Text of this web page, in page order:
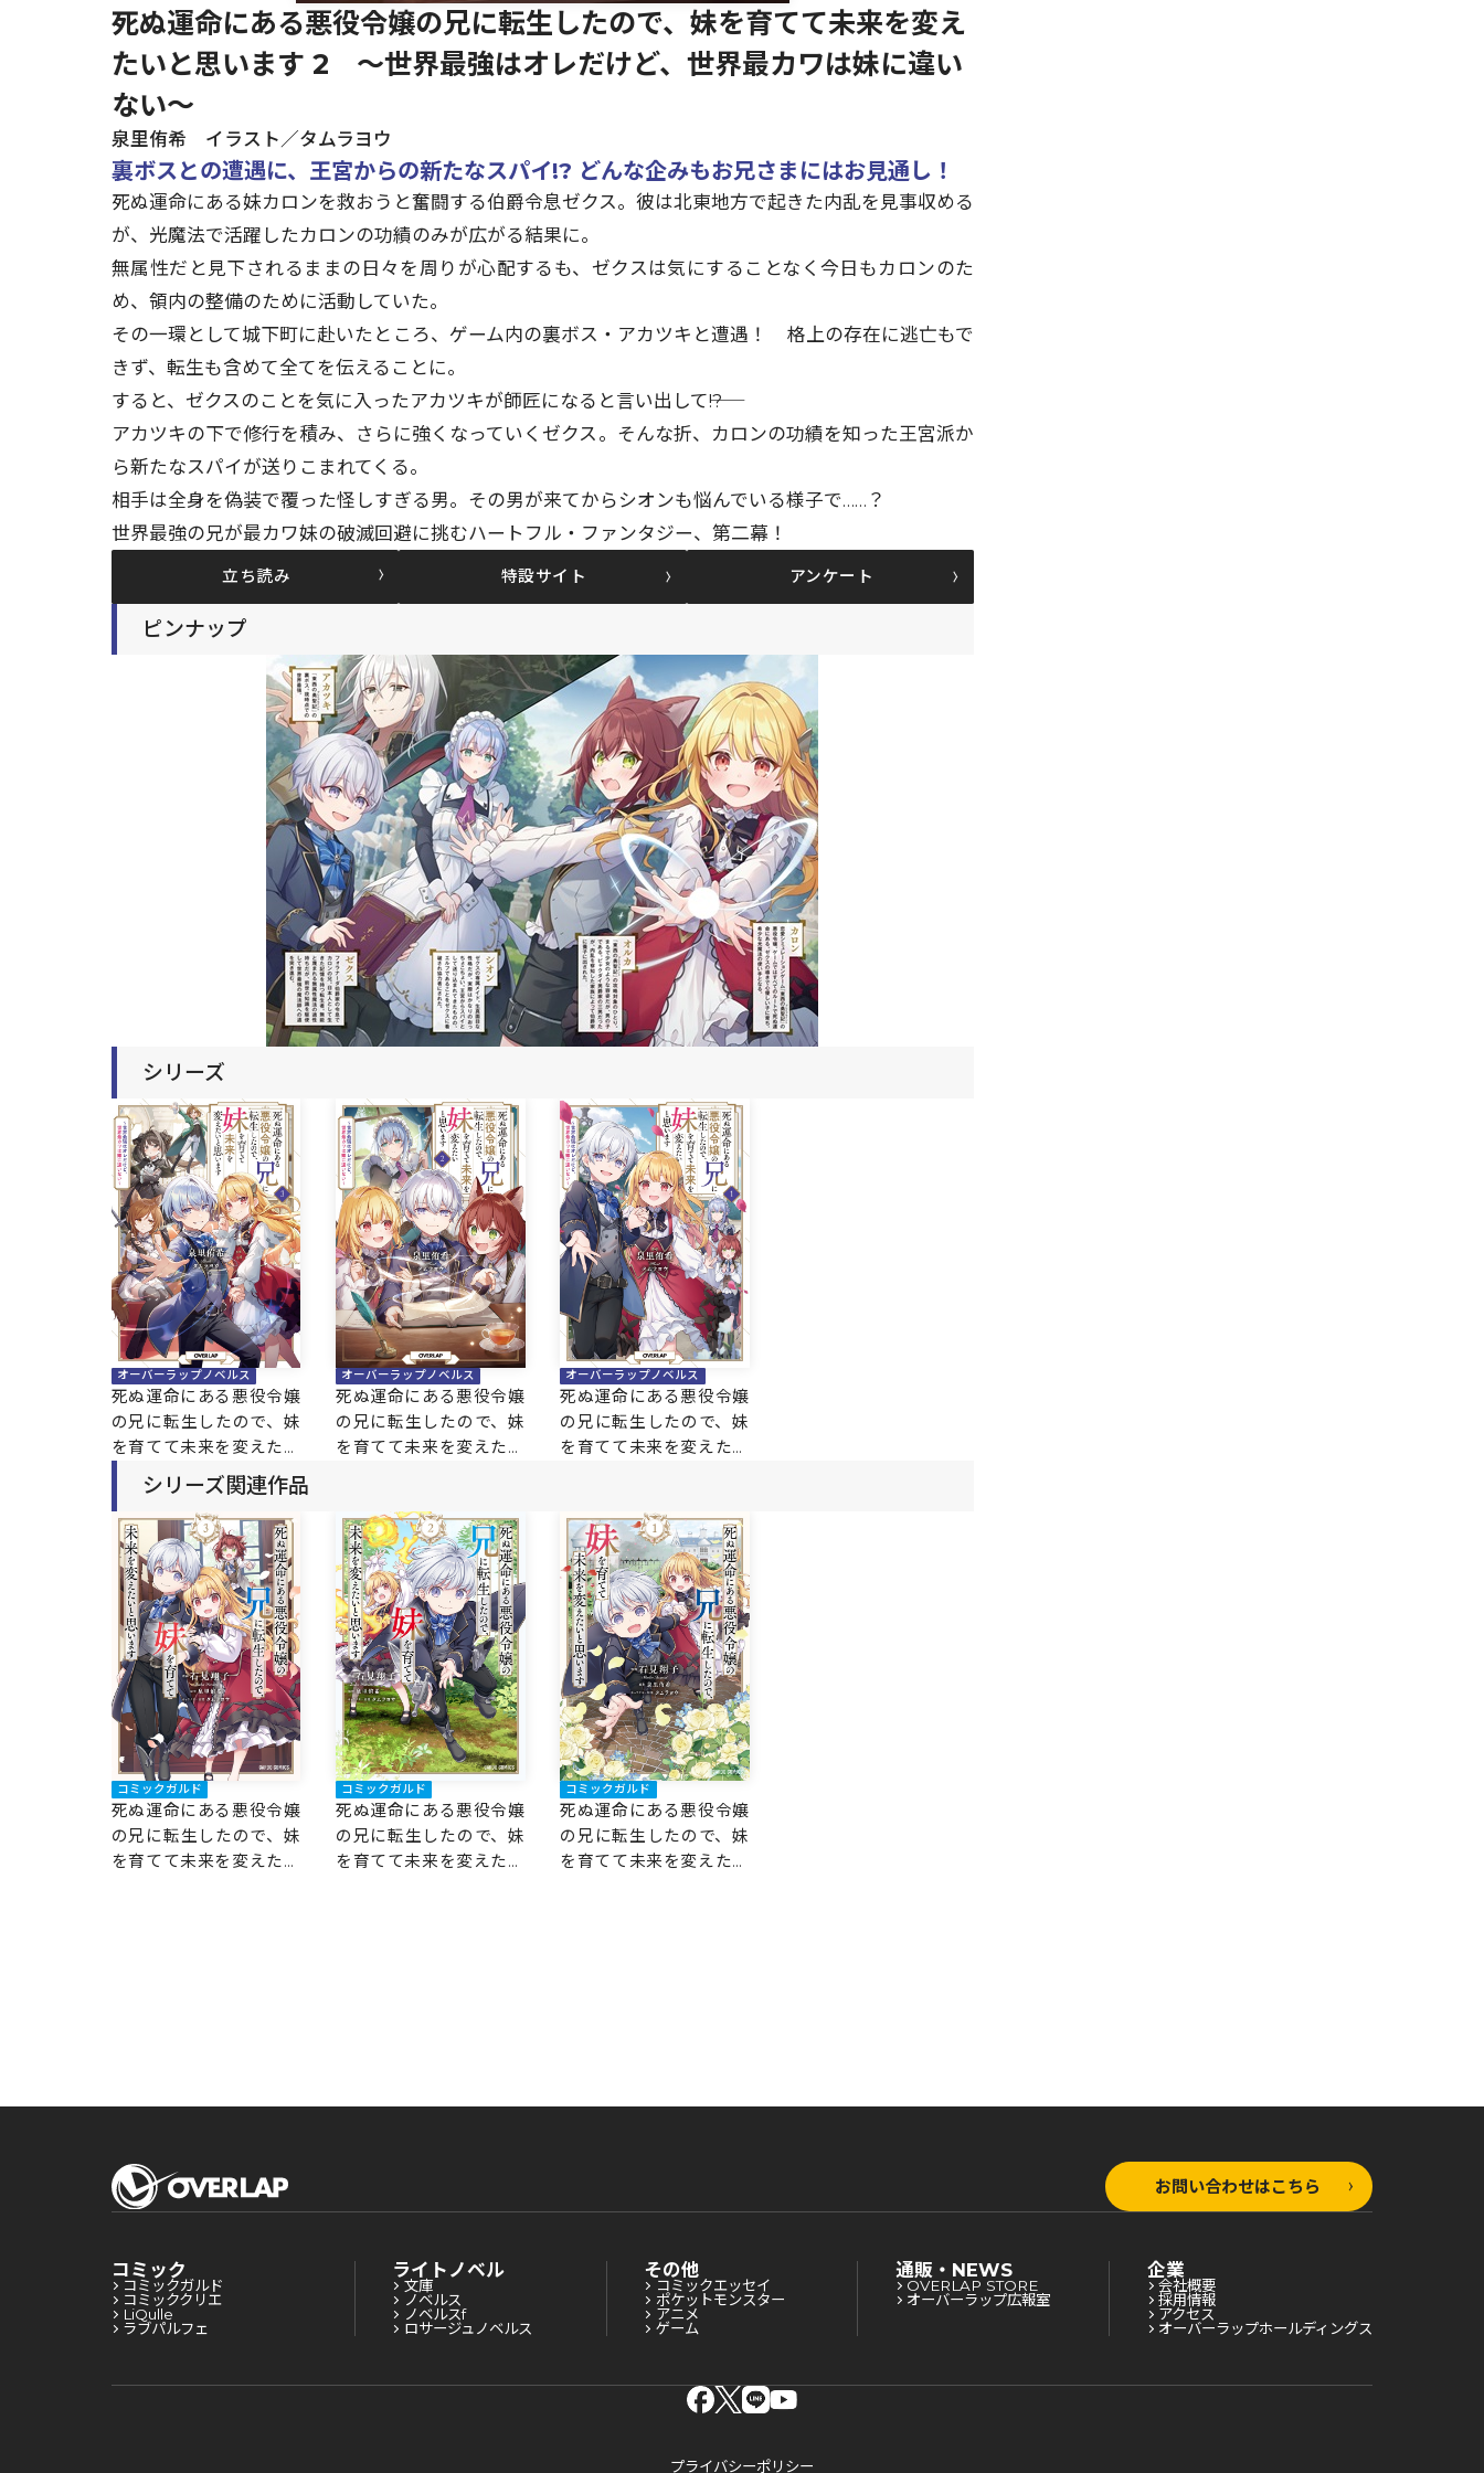
死ぬ運命にある悪役令嬢の兄に転生したので、妹を育てて未来を変え
たいと思います 2 ～世界最強はオレだけど、世界最カワは妹に違い
ない～
泉里侑希 イラスト／タムラヨウ
裏ボスとの遭遇に、王宮からの新たなスパイ!? どんな企みもお兄さまにはお見通し！
死ぬ運命にある妹カロンを救おうと奮闘する伯爵令息ゼクス。彼は北東地方で起きた内乱を見事収める
が、光魔法で活躍したカロンの功績のみが広がる結果に。
無属性だと見下されるままの日々を周りが心配するも、ゼクスは気にすることなく今日もカロンのた
め、領内の整備のために活動していた。
その一環として城下町に赴いたところ、ゲーム内の裏ボス・アカツキと遭遇！ 格上の存在に逃亡もで
きず、転生も含めて全てを伝えることに。
すると、ゼクスのことを気に入ったアカツキが師匠になると言い出して――!?
アカツキの下で修行を積み、さらに強くなっていくゼクス。そんな折、カロンの功績を知った王宮派か
ら新たなスパイが送りこまれてくる。
相手は全身を偽装で覆った怪しすぎる男。その男が来てからシオンも悩んでいる様子で……？
世界最強の兄が最カワ妹の破滅回避に挑むハートフル・ファンタジー、第二幕！
立ち読み 特設サイト アンケート
ピンナップ
シリーズ
オーバーラップノベルス
死ぬ運命にある悪役令嬢
の兄に転生したので、妹
を育てて未来を変えたい
と思います 3 ～世界最
強はオレだけど、世界最
カワは妹に違いない～
オーバーラップノベルス
死ぬ運命にある悪役令嬢
の兄に転生したので、妹
を育てて未来を変えたい
カワは妹に違いない～
オーバーラップノベルス
死ぬ運命にある悪役令嬢
の兄に転生したので、妹
を育てて未来を変えたい
カワは妹に違いない～
シリーズ関連作品
コミックガルド
死ぬ運命にある悪役令嬢
の兄に転生したので、妹
を育てて未来を変えたい
コミックガルド
死ぬ運命にある悪役令嬢
の兄に転生したので、妹
を育てて未来を変えたい
コミックガルド
死ぬ運命にある悪役令嬢
の兄に転生したので、妹
を育てて未来を変えたい
お問い合わせはこちら
コミック
コミックガルド
コミッククリエ
LiQulle
ラブパルフェ
ライトノベル
文庫
ノベルス
ノベルスf
ロサージュノベルス
その他
コミックエッセイ
ポケットモンスター
アニメ
ゲーム
通販・NEWS
OVERLAP STORE
オーバーラップ広報室
企業
会社概要
採用情報
アクセス
オーバーラップホールディングス
プライバシーポリシー